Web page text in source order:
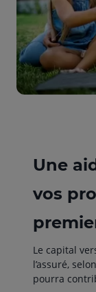
Une
vos
Le capital
l’assuré,
pourra